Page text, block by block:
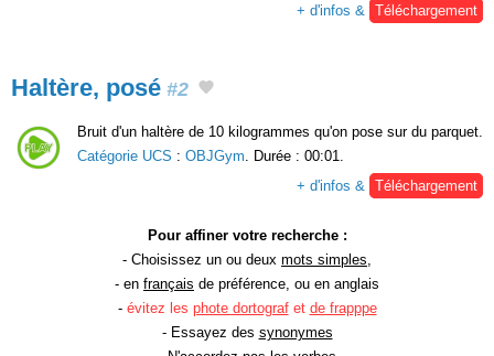
+ d'infos &
Téléchargement
Haltère, posé #2
Bruit d'un haltère de 10 kilogrammes qu'on pose sur du parquet.
Catégorie UCS : OBJGym. Durée : 00:01.
+ d'infos & Téléchargement
Pour affiner votre recherche :
- Choisissez un ou deux mots simples,
- en français de préférence, ou en anglais
- évitez les phote dortografet de frapppe
- Essayez des synonymes